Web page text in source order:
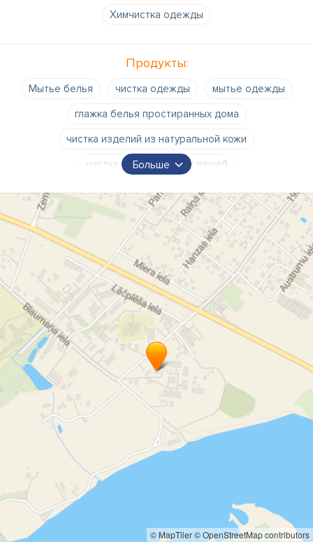
Химчистка одежды
Продукты:
Мытье белья чистка одежды
мытье одежды
глажка белья простиранных дома
чистка изделий из натуральной кожи
чистка хозяйственных вещей
чистка детских колясок
цилиндры и шляпы
чистка верхних матрасов
чистка сумок и чемоданов
прачечная
химчистка
Больше
© MapTiler© OpenStreetMap contributors